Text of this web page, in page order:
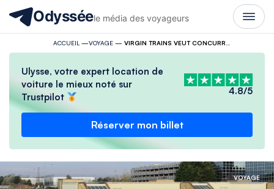
Odysséele média des voyageurs
ACCUEIL —VOYAGE—
Ulysse, votre expert location de
voiture le mieux noté sur
Trustpilot
4.8/5
Réserver mon billet
VOYAGE